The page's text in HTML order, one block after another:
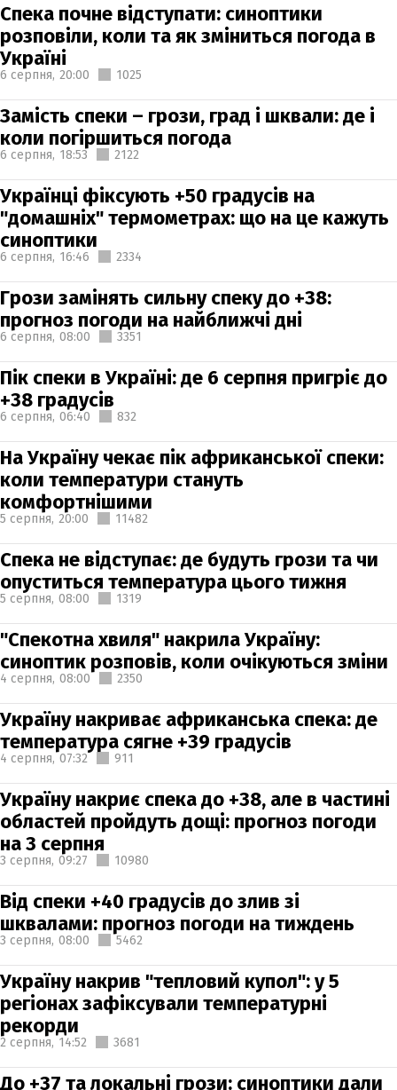
Спека почне відступати: синоптики
розповіли, коли та як зміниться погода в
Україні
6 серпня, 20:00 1025
Замість спеки – грози, град і шквали: де і
коли погіршиться погода
6 серпня, 18:53 2122
Українці фіксують +50 градусів на
"домашніх" термометрах: що на це кажуть
синоптики
6 серпня, 16:46 2334
Грози замінять сильну спеку до +38:
прогноз погоди на найближчі дні
6 серпня, 08:00 3351
Пік спеки в Україні: де 6 серпня пригріє до
+38 градусів
6 серпня, 06:40 832
На Україну чекає пік африканської спеки:
коли температури стануть
комфортнішими
5 серпня, 20:00 11482
Спека не відступає: де будуть грози та чи
опуститься температура цього тижня
5 серпня, 08:00 1319
"Спекотна хвиля" накрила Україну:
синоптик розповів, коли очікуються зміни
4 серпня, 08:00 2350
Україну накриває африканська спека: де
температура сягне +39 градусів
4 серпня, 07:32 911
Україну накриє спека до +38, але в частині
областей пройдуть дощі: прогноз погоди
на 3 серпня
3 серпня, 09:27 10980
Від спеки +40 градусів до злив зі
шквалами: прогноз погоди на тиждень
3 серпня, 08:00 5462
Україну накрив "тепловий купол": у 5
регіонах зафіксували температурні
рекорди
2 серпня, 14:52 3681
До +37 та локальні грози: синоптики дали